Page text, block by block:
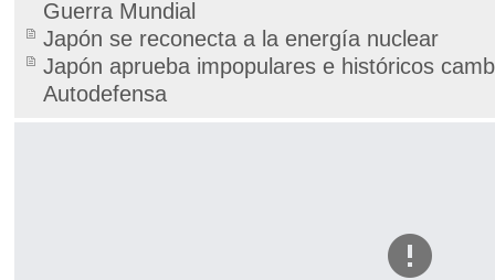
Guerra Mundial
Japón se reconecta a la energía nuclear
Japón aprueba impopulares e históricos
Autodefensa